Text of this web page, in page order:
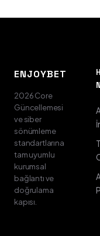
ENJOYBET
2026 Core
Güncellemesi
ve siber
sönümleme
standartlarına
tam uyumlu
kurumsal
bağlantı ve
doğrulama
kapısı.